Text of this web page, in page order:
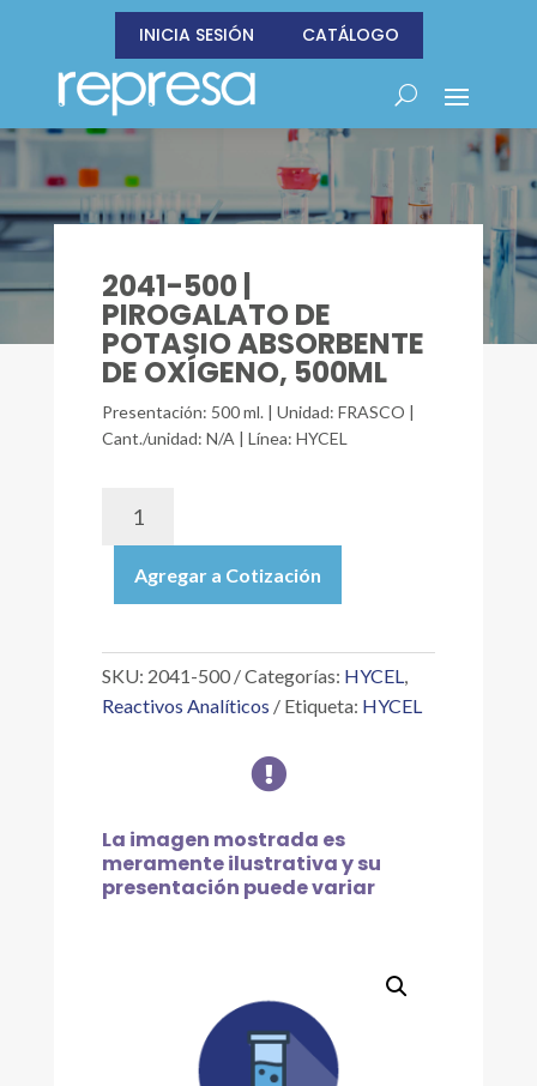
INICIA SESIÓN CATÁLOGO
2041-500 |
PIROGALATO DE
POTASIO ABSORBENTE
DE OXÍGENO, 500ML
Presentación: 500 ml. | Unidad: FRASCO |
Cant./unidad: N/A | Línea: HYCEL
PIROGALATO
DE
ABSORBENTE
OXÍGENO,
Agregar a Cotización
SKU: 2041-500 Categorías: HYCEL,
Reactivos Analíticos
Etiqueta: HYCEL

La imagen mostrada es
meramente ilustrativa y su
presentación puede variar